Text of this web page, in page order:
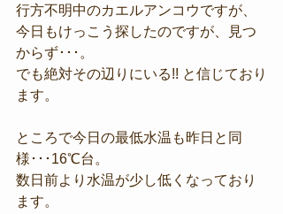
行方不明中のカエルアンコウですが、
今日もけっこう探したのですが、見つ
からず･･･。
でも絶対その辺りにいる!! と信じており
ます。
ところで今日の最低水温も昨日と同
様･･･16℃台。
数日前より水温が少し低くなっており
ます。